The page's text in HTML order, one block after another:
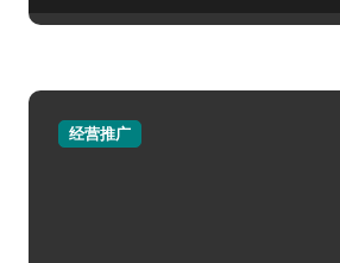
经营推广